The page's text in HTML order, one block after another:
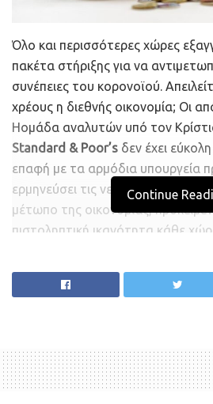
Όλο και περισσότερες χώρες
πακέτα στήριξης για να
συνέπειες του κορονοϊού.
χρέους η διεθνής οικονομία; Οι
Ηομάδα αναλυτών υπό τον
Standard & Poor’s δεν έχει
επαφή με τα αρμόδια υπουργεία
ερμηνεύσει τις νεότερες
μέτωπο της οικονομίας,
πιστοληπτική ικανότητα κάθε
Ελλάδα, την Ιταλία και την
Κρίστιαν Έστερς είχαν
ιλιγγιώδεις διαστάσεις. Μέχρι
κυβερνήσεις και κεντρικές
Continue